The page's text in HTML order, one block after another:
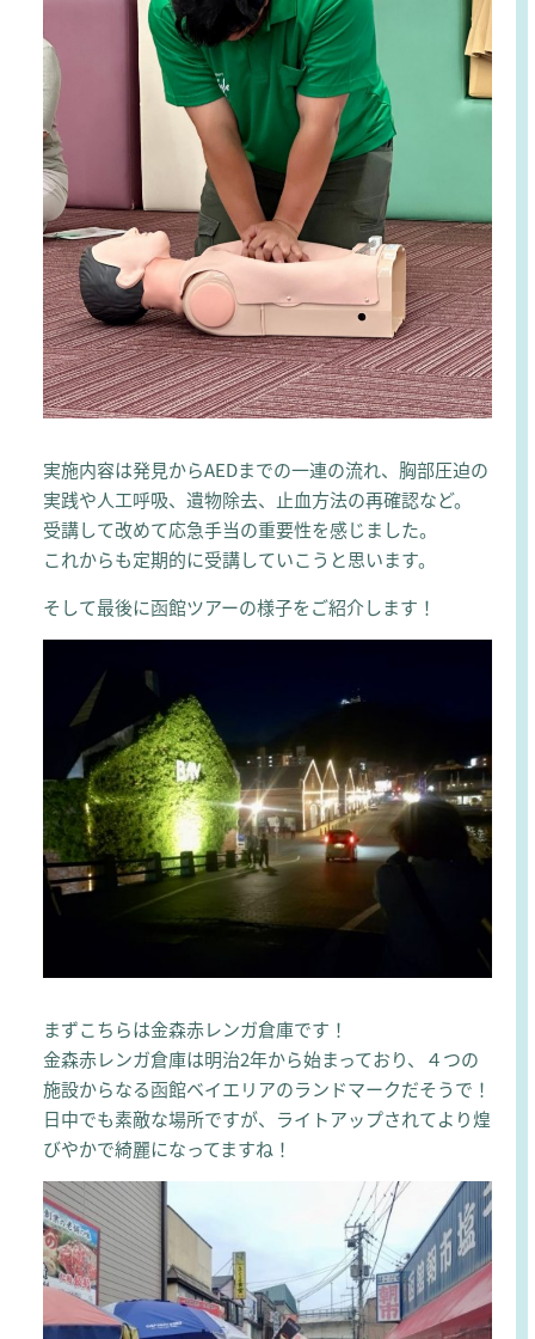
実施内容は発見からAEDまでの一連の流れ、胸部圧迫の
実践や人工呼吸、遺物除去、止血方法の再確認など。
受講して改めて応急手当の重要性を感じました。
これからも定期的に受講していこうと思います。
そして最後に函館ツアーの様子をご紹介します！
まずこちらは金森赤レンガ倉庫です！
金森赤レンガ倉庫は明治2年から始まっており、４つの
施設からなる函館ベイエリアのランドマークだそうで！
日中でも素敵な場所ですが、ライトアップされてより煌
びやかで綺麗になってますね！